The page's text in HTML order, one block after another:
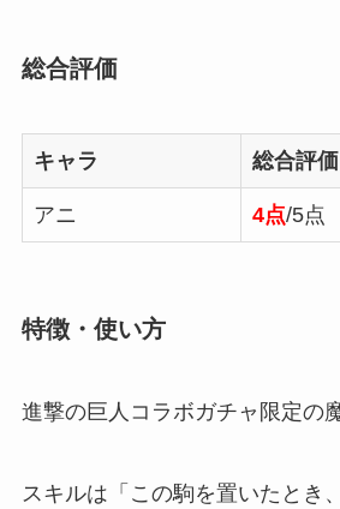
総合評価
キャラ 総合評価
アニ 4点/5点
特徴・使い方
進撃の巨人コラボガチャ限定の
スキルは「この駒を置いたとき